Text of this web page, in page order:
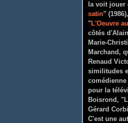
la voit
satin"
"L'Oeuvre
côtés
Marie-
Marchand,
Renaud
similitudes
pour la
Boisrond,
Gérard
C'est une